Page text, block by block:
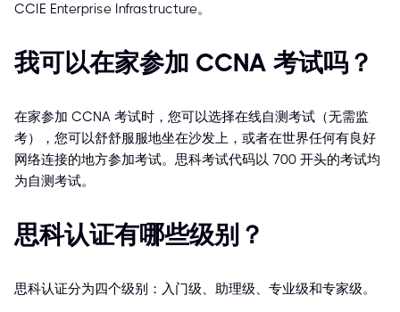
CCIE Enterprise Infrastructure。
我可以在家参加 CCNA 考试吗？
在家参加 CCNA 考试时，您可以选择在线自测考试（无需监
考），您可以舒舒服服地坐在沙发上，或者在世界任何有良好
网络连接的地方参加考试。思科考试代码以 700 开头的考试均
为自测考试。
思科认证有哪些级别？
思科认证分为四个级别：入门级、助理级、专业级和专家级。